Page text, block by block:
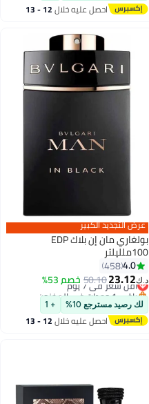
احصل عليه خلال 12 - 13
عرض التجديد الكبير
بولغاري مان إن بلاك EDP
100ملليلتر
4.0
458
د.ك‏23.12
50.10خصم 53% أقل سعر في 7 يوم
باقي 1 وحدات في المخزون
أقل سعر في 7 يوم
لك رصيد مسترجع 10% + 1
احصل عليه خلال 12 - 13